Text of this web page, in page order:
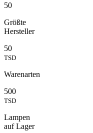
50
Größte
Hersteller
50
TSD
Warenarten
500
TSD
Lampen
auf Lager